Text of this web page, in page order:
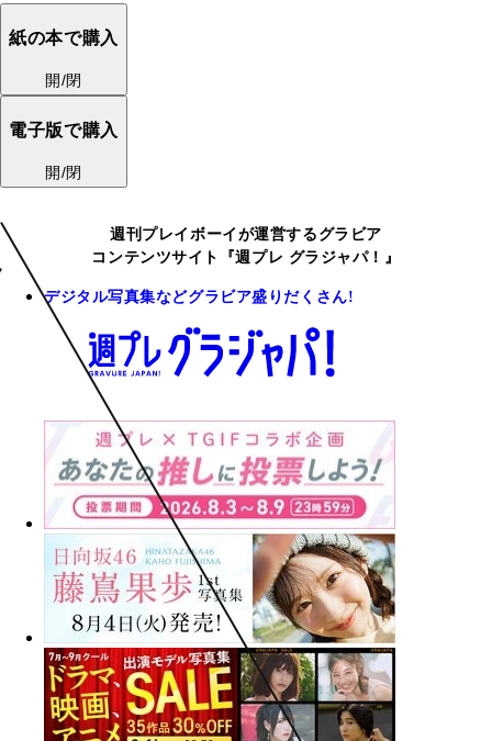
紙の本で購入
開/閉
電子版で購入
開/閉
週刊プレイボーイが運営するグラビア
コンテンツサイト『週プレ グラジャパ！』
デジタル写真集などグラビア盛りだくさん!